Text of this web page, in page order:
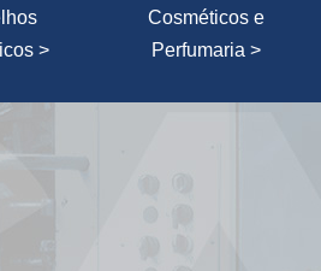
>
Cosméticos e
Perfumaria >